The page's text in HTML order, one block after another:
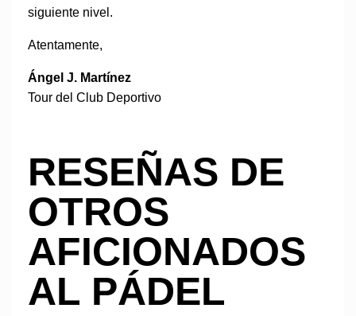
siguiente nivel.
Atentamente,
Ángel J. Martínez
Tour del Club Deportivo
RESEÑAS DE
OTROS
AFICIONADOS
AL PÁDEL